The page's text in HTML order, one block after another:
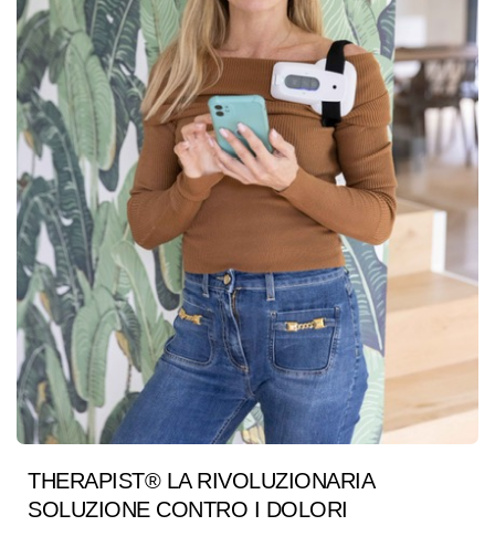
THERAPIST® LA RIVOLUZIONARIA
SOLUZIONE CONTRO I DOLORI